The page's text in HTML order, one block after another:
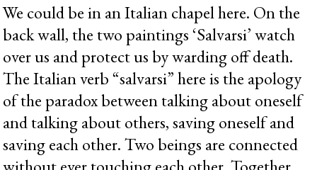
We could be in an Italian chapel here. On the
back wall, the two paintings ‘Salvarsi’ watch
over us and protect us by warding off death.
The Italian verb “salvarsi” here is the apology
of the paradox between talking about oneself
and talking about others, saving oneself and
saving each other. Two beings are connected